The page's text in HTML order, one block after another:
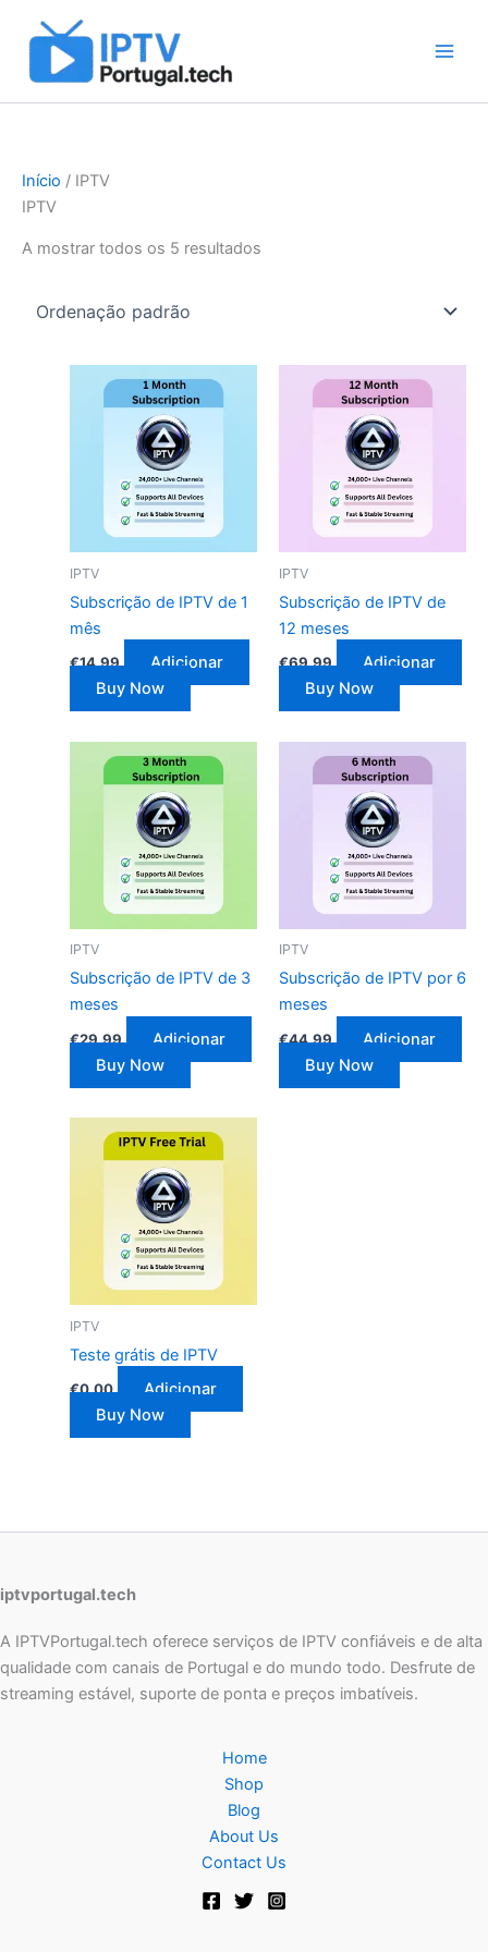
content
Início / IPTV
IPTV
A mostrar todos os 5 resultados
IPTV
Subscrição de IPTV de 1
mês
€14.99
Adicionar
Buy Now
IPTV
Subscrição de IPTV de
12 meses
€69.99
Adicionar
Buy Now
IPTV
Subscrição de IPTV de 3
meses
€29.99
Adicionar
Buy Now
IPTV
Subscrição de IPTV por 6
meses
€44.99
Adicionar
Buy Now
IPTV
Teste grátis de IPTV
€0.00
Adicionar
Buy Now
iptvportugal.tech
A IPTVPortugal.tech oferece serviços de IPTV confiáveis e de alta
qualidade com canais de Portugal e do mundo todo. Desfrute de
streaming estável, suporte de ponta e preços imbatíveis.
Home
Shop
Blog
About Us
Contact Us